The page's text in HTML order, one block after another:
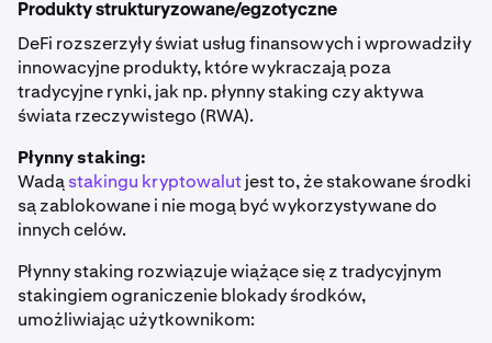
Produkty strukturyzowane/egzotyczne
DeFi rozszerzyły świat usług finansowych i wprowadziły
innowacyjne produkty, które wykraczają poza
tradycyjne rynki, jak np. płynny staking czy aktywa
świata rzeczywistego (RWA).
Płynny staking:
Wadąstakingu kryptowalutjest to, że stakowane środki
są zablokowane i nie mogą być wykorzystywane do
innych celów.
Płynny staking rozwiązuje wiążące się z tradycyjnym
stakingiem ograniczenie blokady środków,
umożliwiając użytkownikom: